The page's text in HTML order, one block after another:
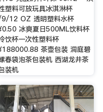
塑料可放玩具冰淇淋杯
12 OZ 透明塑料水杯
冰爽夏日500ML饮料杯
饮杯一次性塑料杯
茶壶包装 洞庭碧
春袋泡茶包装机 西湖龙井茶
装机